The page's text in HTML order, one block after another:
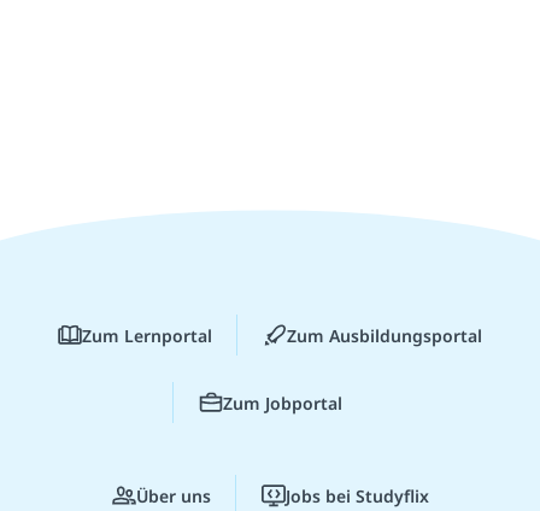
Zum Lernportal Zum Ausbildungsportal
Zum Jobportal
Über uns Jobs bei Studyflix